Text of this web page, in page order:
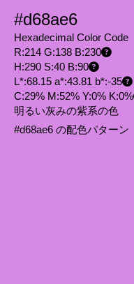
#d68ae6
Hexadecimal Color Code
R:214 G:138 B:230
H:290 S:40 B:90
L*:68.15 a*:43.81 b*:-35
C:29% M:52% Y:0% K:0%
明るい灰みの紫系の色
#d68ae6 の配色パターン